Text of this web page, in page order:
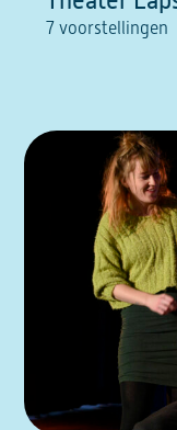
7 voorstellingen